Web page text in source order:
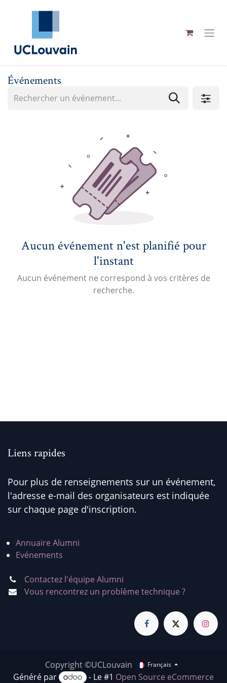
Se rendre au contenu
Événements
Aucun événement n'est planifié pour
l'instant
Aucun événement ne correspond à vos critères de
recherche.
Liens rapides
Pour plus de renseignements sur un événement,
l'adresse e-mail des organisateurs est indiquée
sur chaque page d'inscription.
Annuaire Alumni
Evénements
Contactez l'équipe Alumni
Vous rencontrez un problème technique ?
Copyright ©UCLouvain Français
Généré par - Le #1 Open Source eCommerce